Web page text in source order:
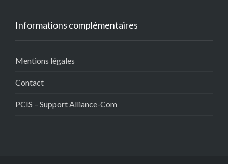
Informations complémentaires
Mentions légales
Contact
PCIS – Support Alliance-Com